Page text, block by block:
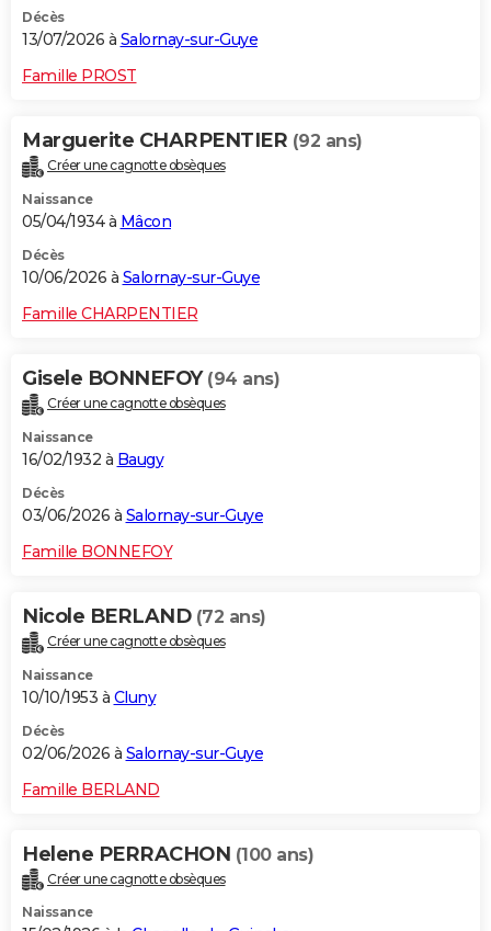
BONS PLANS
CARTE DE VOEUX
Dictionnaire
Biographies
Citations
Expressions
Proverbes
PROGRAMME TV
COPAINS D'AVANT
S'inscrire
Se connecter
Lycées
Collèges
Primaires
Universités
Entreprises
Service militaire
Avis de recherche
AVIS DE DÉCÈS
Décès
13/07/2026 à Salornay-sur-Guye
Famille PROST
Marguerite CHARPENTIER (92 ans)
Créer une cagnotte obsèques
Naissance
05/04/1934 à Mâcon
Décès
10/06/2026 à Salornay-sur-Guye
Famille CHARPENTIER
Gisele BONNEFOY (94 ans)
Créer une cagnotte obsèques
Naissance
16/02/1932 à Baugy
Décès
03/06/2026 à Salornay-sur-Guye
Famille BONNEFOY
Nicole BERLAND (72 ans)
Créer une cagnotte obsèques
Naissance
10/10/1953 à Cluny
Décès
02/06/2026 à Salornay-sur-Guye
Famille BERLAND
Helene PERRACHON (100 ans)
Créer une cagnotte obsèques
Naissance